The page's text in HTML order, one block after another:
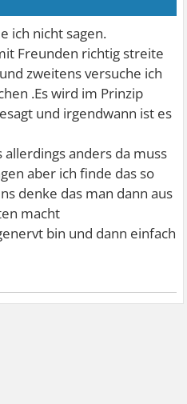
ich nicht sagen.
Freunden richtig streite
zweitens versuche ich
.Es wird im Prinzip
und irgendwann ist es
anders da muss
aber ich finde das so
denke das man dann aus
macht
bin und dann einfach